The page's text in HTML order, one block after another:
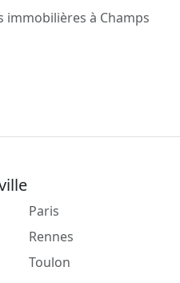
immobilières à Champs
Paris
Rennes
Toulon